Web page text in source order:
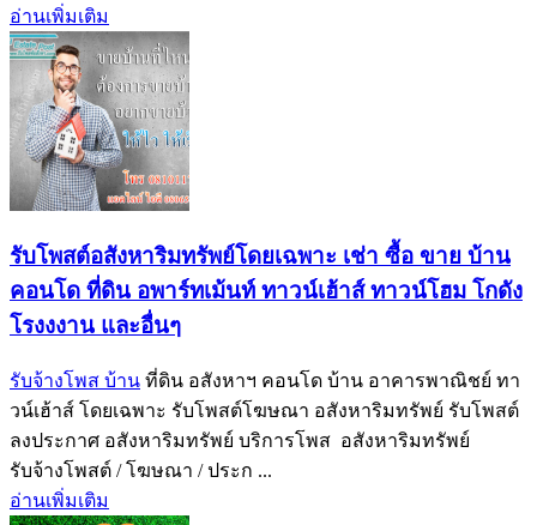
อ่านเพิ่มเติม
รับโพสต์อสังหาริมทรัพย์โดยเฉพาะ เช่า ซื้อ ขาย บ้าน
คอนโด ที่ดิน อพาร์ทเม้นท์ ทาวน์เฮ้าส์ ทาวน์โฮม โกดัง
โรงงงาน และอื่นๆ
รับจ้างโพส บ้าน ที่ดิน อสังหาฯ คอนโด บ้าน อาคารพาณิชย์ ทา
วน์เฮ้าส์ โดยเฉพาะ รับโพสต์โฆษณา อสังหาริมทรัพย์ รับโพสต์
ลงประกาศ อสังหาริมทรัพย์ บริการโพส อสังหาริมทรัพย์
รับจ้างโพสต์ / โฆษณา / ประก ...
อ่านเพิ่มเติม